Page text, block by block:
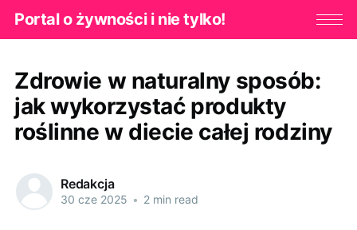
Portal o żywności i nie tylko!
Zdrowie w naturalny sposób:
jak wykorzystać produkty
roślinne w diecie całej rodziny
Redakcja
30 cze 2025 • 2 min read